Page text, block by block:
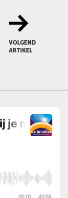
VOLGEND
ARTIKEL